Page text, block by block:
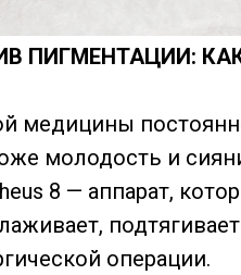
ПИГМЕНТАЦИИ:
медицины
молодость и
8 — аппарат,
операции.